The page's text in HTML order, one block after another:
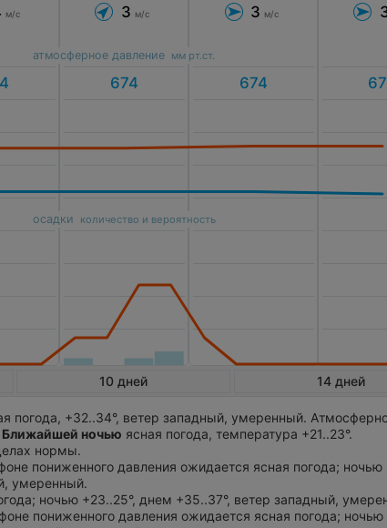
м/с
3 м/с
3 м/с
атмосферное давление мм рт.ст.
осадки количество и вероятность
10 дней 14 дней
погода, +32..34°, ветер западный, умеренный.
Ближайшей ночью ясная погода, температура +21..23°.
нормы.
пониженного давления ожидается ясная погода; ночью
умеренный.
ночью +23..25°, днем +35..37°, ветер западный,
пониженного давления ожидается ясная погода; ночью